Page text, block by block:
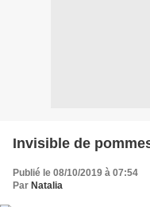
Invisible de
Publié le 08/10/2019 à 07:54
Par Natalia